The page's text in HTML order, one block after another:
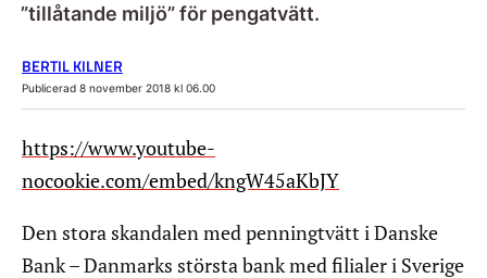
”tillåtande miljö” för pengatvätt.
BERTIL KILNER
Publicerad 8 november 2018 kl 06.00
https://www.youtube-
nocookie.com/embed/kngW45aKbJY
Den stora skandalen med penningtvätt i Danske
Bank – Danmarks största bank med filialer i Sverige